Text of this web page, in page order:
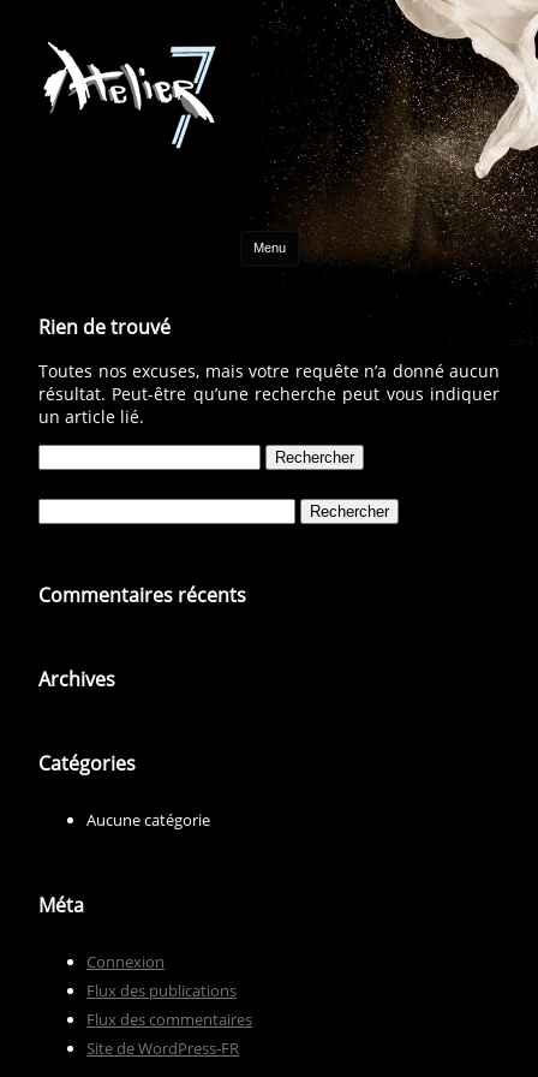
Menu Aller au contenu
Rien de trouvé
Toutes nos excuses, mais votre requête n’a donné aucun
résultat. Peut-être qu’une recherche peut vous indiquer
un article lié.
Commentaires récents
Archives
Catégories
Aucune catégorie
Méta
Connexion
Flux des publications
Flux des commentaires
Site de WordPress-FR